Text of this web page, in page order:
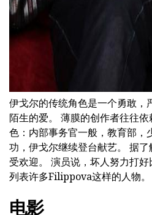
伊戈尔的传统角色是一个勇敢，
陌生的爱。 薄膜的创作者往往
色：内部事务官一般，教育部，
功，伊戈尔继续登台献艺。 据
受欢迎。 演员说，坏人努力打
列表许多Filippova这样的人物。
电影